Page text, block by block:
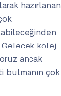
hazırlanan
Gelecek kolej
ancak
bulmanın çok